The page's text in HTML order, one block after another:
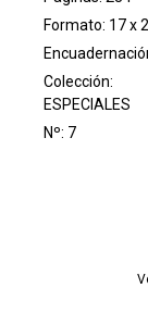
Formato: 17 x
ESPECIALES
Nº: 7